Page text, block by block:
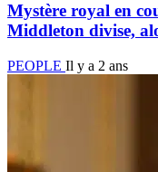
Mystère royal en
Middleton divise,
PEOPLE Il y a 2 ans